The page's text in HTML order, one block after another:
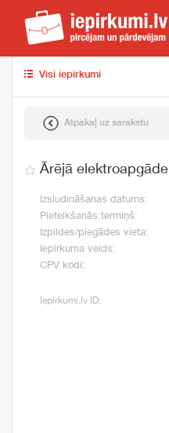
Visi iepirkumi
Atpakaļ uz sarakstu
Ārējā elektroapgāde
Izsludināšanas datums:
Pieteikšanās termiņš:
Izpildes/piegādes vieta:
Iepirkuma veids:
CPV kodi:
Iepirkumi.lv ID: